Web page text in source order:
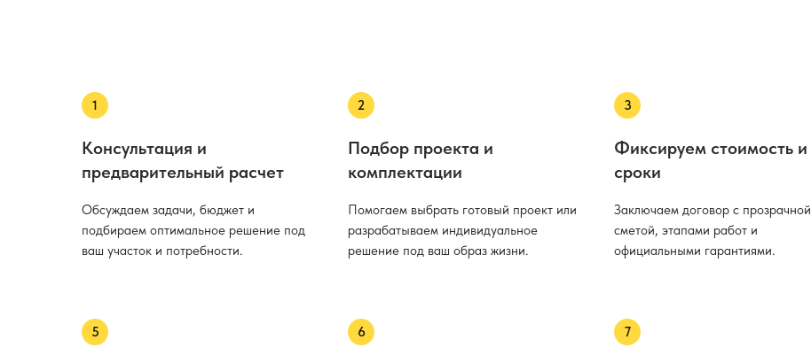
Консультация и
предварительный расчет
Обсуждаем задачи, бюджет и
подбираем оптимальное решение под
ваш участок и потребности.
Подбор проекта и
комплектации
Помогаем выбрать готовый проект или
разрабатываем индивидуальное
решение под ваш образ жизни.
Фиксируем стоимость и
сроки
Заключаем договор с прозрачной
сметой, этапами работ и
официальными гарантиями.